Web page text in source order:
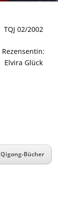
TQJ 02/2002
Rezensentin:
Elvira Glück
Qigong-Bücher